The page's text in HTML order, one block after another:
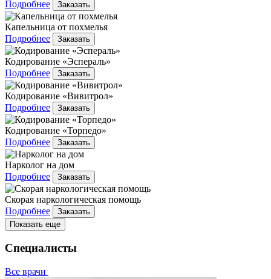
Подробнее Заказать
Капельница от похмелья
Подробнее
Заказать
Кодирование «Эспераль»
Подробнее
Заказать
Кодирование «Вивитрол»
Подробнее
Заказать
Кодирование «Торпедо»
Подробнее
Заказать
Нарколог на дом
Подробнее
Заказать
Скорая наркологическая помощь
Подробнее
Заказать
Показать еще
Специалисты
Все врачи